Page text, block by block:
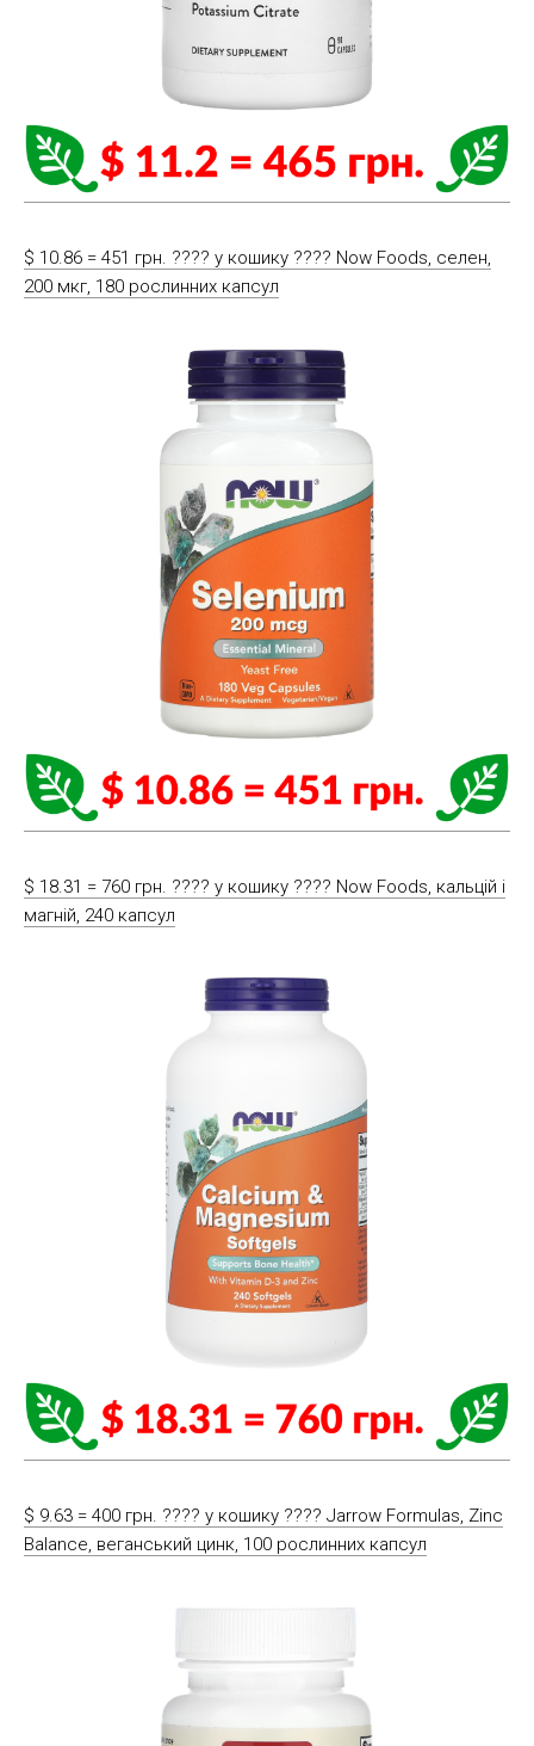
$ 10.86 = 451 грн. ????️ у кошику ????️ Now Foods, селен,
200 мкг, 180 рослинних капсул
$ 18.31 = 760 грн. ????️ у кошику ????️ Now Foods, кальцій і
магній, 240 капсул
$ 9.63 = 400 грн. ????️ у кошику ????️ Jarrow Formulas, Zinc
Balance, веганський цинк, 100 рослинних капсул